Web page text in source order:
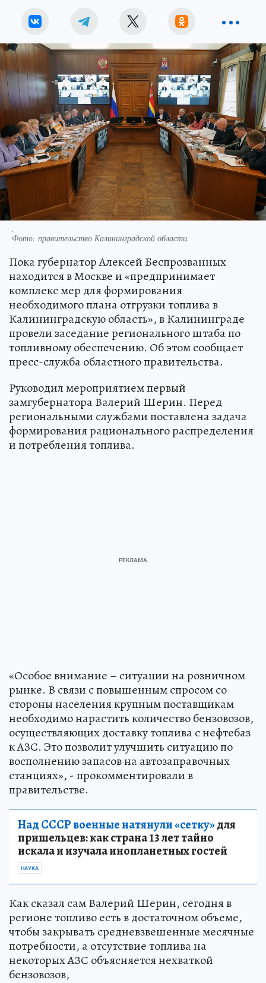
.
Фото: правительство Калининградской области.
Пока губернатор Алексей Беспрозванных
находится в Москве и «предпринимает
комплекс мер для формирования
необходимого плана отгрузки топлива в
Калининградскую область», в Калининграде
провели заседание регионального штаба по
топливному обеспечению. Об этом сообщает
пресс-служба областного правительства.
Руководил мероприятием первый
замгубернатора Валерий Шерин. Перед
региональными службами поставлена задача
формирования рационального распределения
и потребления топлива.
«Особое внимание – ситуации на розничном
рынке. В связи с повышенным спросом со
стороны населения крупным поставщикам
необходимо нарастить количество бензовозов,
осуществляющих доставку топлива с нефтебаз
к АЗС. Это позволит улучшить ситуацию по
восполнению запасов на автозаправочных
станциях», - прокомментировали в
правительстве.
Над СССР военные натянули «сетку»для
пришельцев: как страна 13 лет тайно
искала и изучала инопланетных гостей
НАУКА
Как сказал сам Валерий Шерин, сегодня в
регионе топливо есть в достаточном объеме,
чтобы закрывать средневзвешенные месячные
потребности, а отсутствие топлива на
некоторых АЗС объясняется нехваткой
бензовозов,